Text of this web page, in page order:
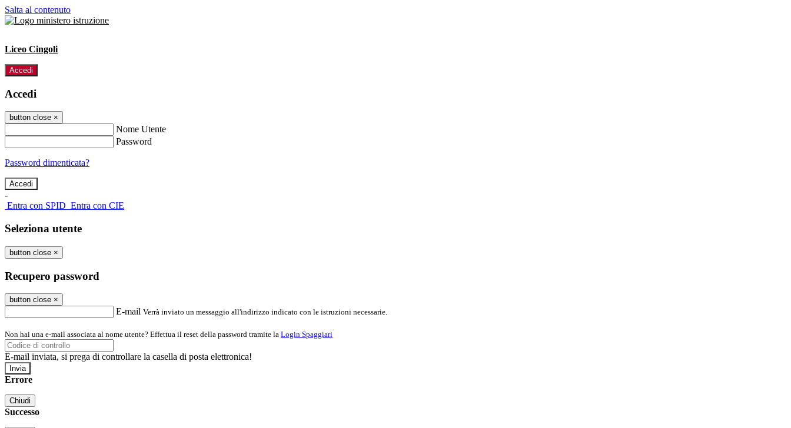
Salta al contenuto
Liceo Cingoli
Accedi
Accedi
button close ×
Nome Utente
Password
Password dimenticata?
-
Entra con SPID Entra con CIE
Seleziona utente
button close ×
Recupero password
button close ×
E-mail Verrà inviato un messaggio all'indirizzo indicato con le istruzioni necessarie.
Non hai una e-mail associata al nome utente? Effettua il reset della password tramite la Login Spaggiari
E-mail inviata, si prega di controllare la casella di posta elettronica!
Errore
Chiudi
Successo